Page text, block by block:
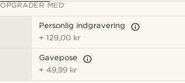
OPGRADER MED
Personlig indgravering
+129,00 kr
Gavepose
+49,99 kr